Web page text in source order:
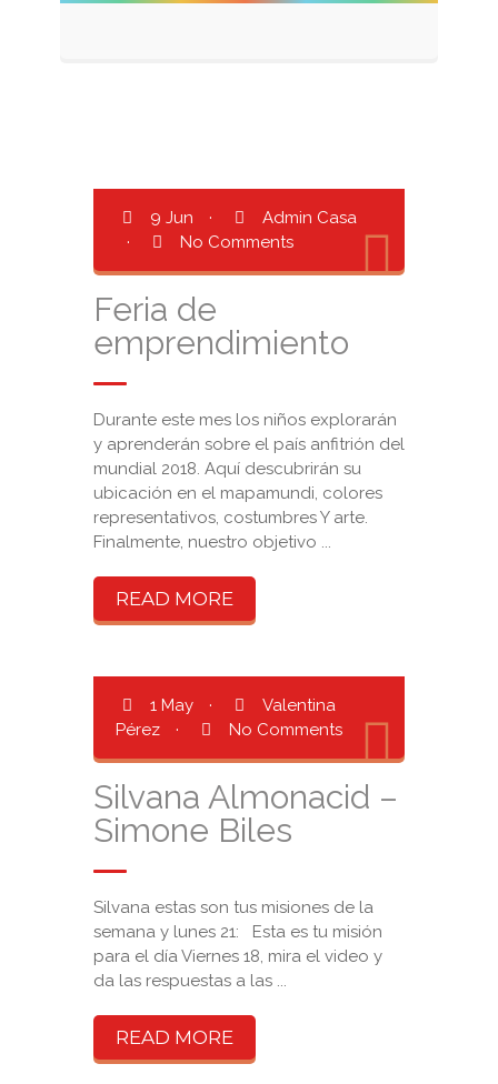
9 Jun ·
Admin Casa
·
No Comments
Feria de
emprendimiento
Durante este mes los niños explorarán
y aprenderán sobre el país anfitrión del
mundial 2018. Aquí descubrirán su
ubicación en el mapamundi, colores
representativos, costumbres Y arte.
Finalmente, nuestro objetivo ...
READ MORE
1 May ·
Valentina
Pérez
· No Comments
Silvana Almonacid –
Simone Biles
Silvana estas son tus misiones de la
semana y lunes 21: Esta es tu misión
para el día Viernes 18, mira el video y
da las respuestas a las ...
READ MORE